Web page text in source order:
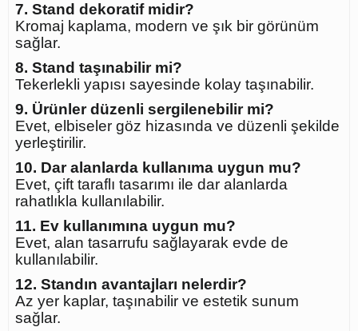
7. Stand dekoratif midir?
Kromaj kaplama, modern ve şık bir görünüm
sağlar.
8. Stand taşınabilir mi?
Tekerlekli yapısı sayesinde kolay taşınabilir.
9. Ürünler düzenli sergilenebilir mi?
Evet, elbiseler göz hizasında ve düzenli şekilde
yerleştirilir.
10. Dar alanlarda kullanıma uygun mu?
Evet, çift taraflı tasarımı ile dar alanlarda
rahatlıkla kullanılabilir.
11. Ev kullanımına uygun mu?
Evet, alan tasarrufu sağlayarak evde de
kullanılabilir.
12. Standın avantajları nelerdir?
Az yer kaplar, taşınabilir ve estetik sunum
sağlar.